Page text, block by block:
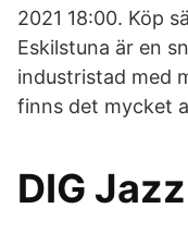
2021 18:00. Köp
Eskilstuna är en
industristad med
finns det mycket
DIG Jazz